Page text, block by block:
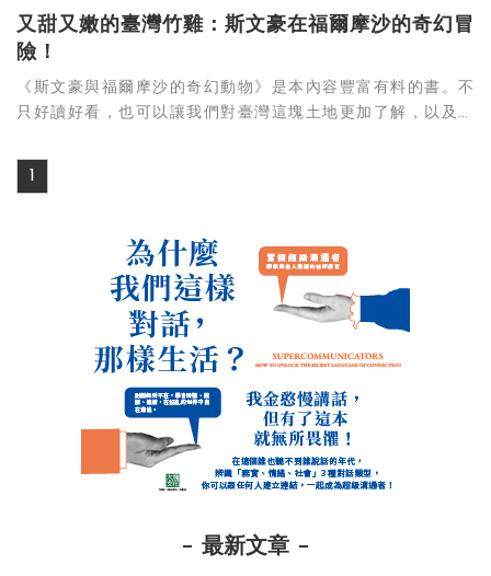
又甜又嫩的臺灣竹雞：斯文豪在福爾摩沙的奇幻冒
險！
《斯文豪與福爾摩沙的奇幻動物》是本內容豐富有料的書。不
只好讀好看，也可以讓我們對臺灣這塊土地更加了解，以及增
風貌。
1
最新文章